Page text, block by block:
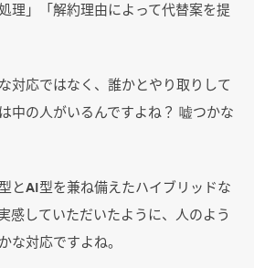
理」「解約理由によって代替案を提
対応ではなく、誰かとやり取りして
中の人がいるんですよね？ 嘘つかな
とAI型を兼ね備えたハイブリッドな
感していただいたように、人のよう
な対応ですよね。